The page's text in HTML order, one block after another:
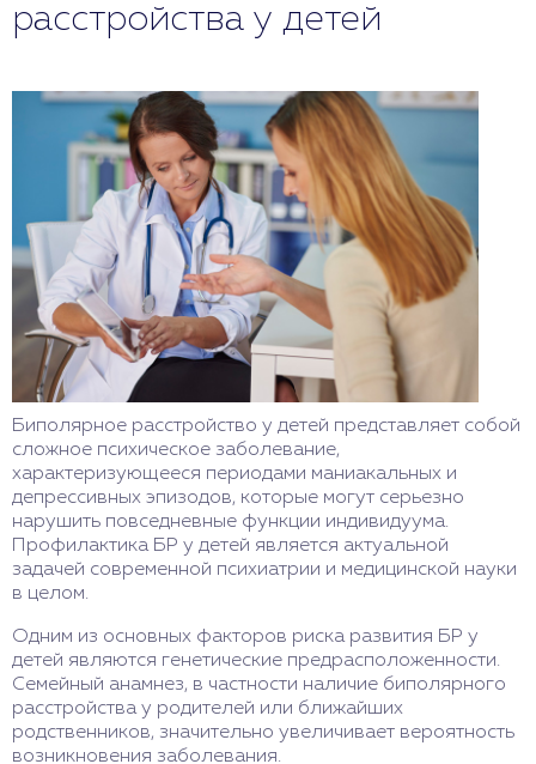
расстройства у детей
Биполярное расстройство у детей представляет собой
сложное психическое заболевание,
характеризующееся периодами маниакальных и
депрессивных эпизодов, которые могут серьезно
нарушить повседневные функции индивидуума.
Профилактика БР у детей является актуальной
задачей современной психиатрии и медицинской науки
в целом.
Одним из основных факторов риска развития БР у
детей являются генетические предрасположенности.
Семейный анамнез, в частности наличие биполярного
расстройства у родителей или ближайших
родственников, значительно увеличивает вероятность
возникновения заболевания.